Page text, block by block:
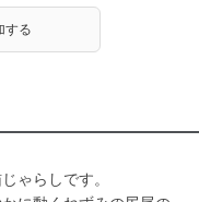
する
ゃらしです。